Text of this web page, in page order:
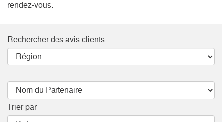
rendez-vous.
Rechercher des avis clients
Trier par